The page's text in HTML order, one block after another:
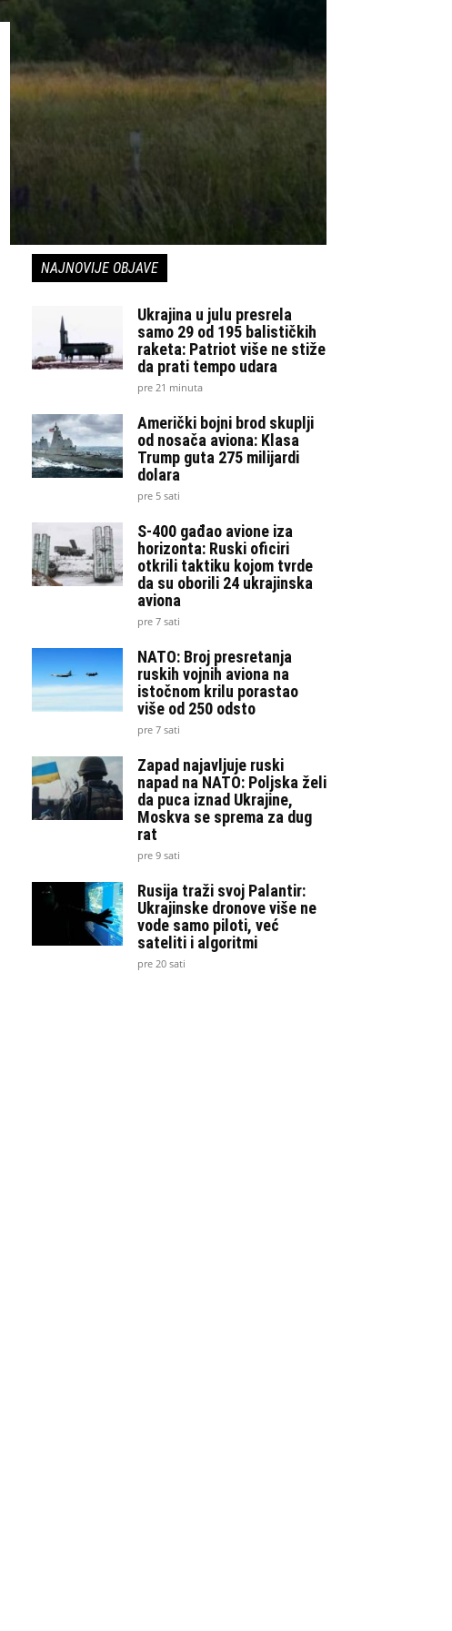
NAJNOVIJE OBJAVE
Ukrajina u julu presrela
samo 29 od 195 balističkih
raketa: Patriot više ne stiže
da prati tempo udara
pre 21 minuta
Američki bojni brod skuplji
od nosača aviona: Klasa
Trump guta 275 milijardi
dolara
pre 5 sati
S-400 gađao avione iza
horizonta: Ruski oficiri
otkrili taktiku kojom tvrde
da su oborili 24 ukrajinska
aviona
pre 7 sati
NATO: Broj presretanja
ruskih vojnih aviona na
istočnom krilu porastao
više od 250 odsto
pre 7 sati
Zapad najavljuje ruski
napad na NATO: Poljska želi
da puca iznad Ukrajine,
Moskva se sprema za dug
rat
pre 9 sati
Rusija traži svoj Palantir:
Ukrajinske dronove više ne
vode samo piloti, već
sateliti i algoritmi
pre 20 sati